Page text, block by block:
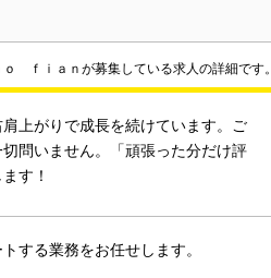
ｆｉａｎが募集している求人の詳細です。
上がりで成長を続けています。ご
問いません。「頑張った分だけ評
す！
する業務をお任せします。